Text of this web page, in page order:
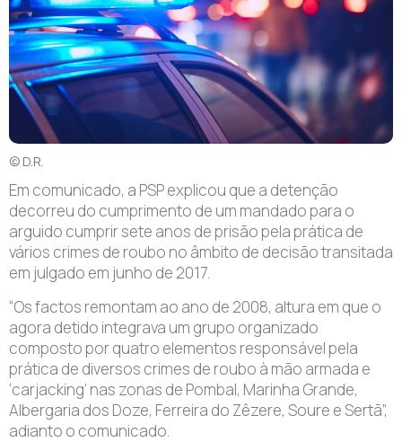
© D.R.
Em comunicado, a PSP explicou que a detenção
decorreu do cumprimento de um mandado para o
arguido cumprir sete anos de prisão pela prática de
vários crimes de roubo no âmbito de decisão transitada
em julgado em junho de 2017.
“Os factos remontam ao ano de 2008, altura em que o
agora detido integrava um grupo organizado
composto por quatro elementos responsável pela
prática de diversos crimes de roubo à mão armada e
‘carjacking’ nas zonas de Pombal, Marinha Grande,
Albergaria dos Doze, Ferreira do Zêzere, Soure e Sertã”,
adianto o comunicado.